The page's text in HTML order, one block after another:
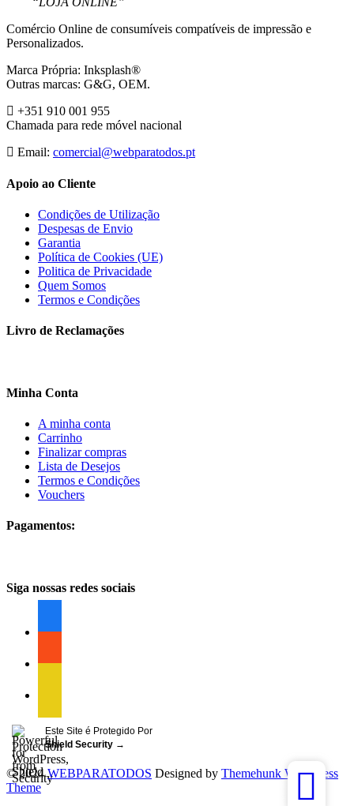
Comércio Online de consumíveis compatíveis de impressão e
Personalizados.
Marca Própria: Inksplash®
Outras marcas: G&G, OEM.
+351 910 001 955
Chamada para rede móvel nacional
Email: comercial@webparatodos.pt
Apoio ao Cliente
Condições de Utilização
Despesas de Envio
Garantia
Política de Cookies (UE)
Politica de Privacidade
Quem Somos
Termos e Condições
Livro de Reclamações
Minha Conta
A minha conta
Carrinho
Finalizar compras
Lista de Desejos
Termos e Condições
Vouchers
Pagamentos:
Siga nossas redes sociais
Este Site é Protegido Por
Shield Security →
© 2024WEBPARATODOS Designed by Themehunk WordPress
Theme